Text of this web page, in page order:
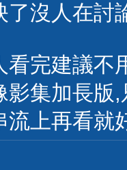
了沒人在討
看完建議不
影集加長版
流上再看就